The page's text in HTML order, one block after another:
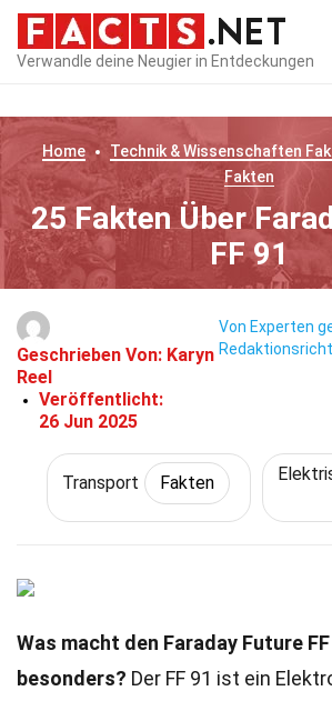
Verwandle deine Neugier in Entdeckungen
Home Technik & Wissenschaften
Fakten
25 Fakten Über
FF 91
Geschrieben Von: Karyn
Reel
Veröffentlicht:
26 Jun 2025
Von Experten
Transport Fakten
Was macht den Faraday Future
besonders? Der FF 91 ist ein